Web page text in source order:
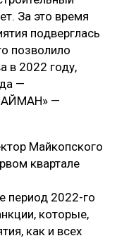
За это время
подверглась
позволило
в 2022 году,
—
—
Майкопского
квартале
период 2022-го
которые,
как и всех